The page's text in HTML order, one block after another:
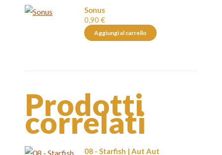
Sonus
0,90 €
Aggiungi al carrello
Prodotti
correlati
08 - Starfish | Aut Aut